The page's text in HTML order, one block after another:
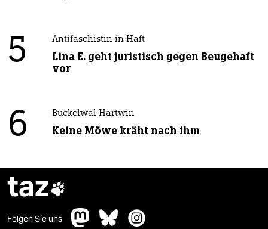
5 Antifaschistin in Haft
Lina E. geht juristisch gegen Beugehaft
vor
6 Buckelwal Hartwin
Keine Möwe kräht nach ihm
taz
Folgen Sie uns